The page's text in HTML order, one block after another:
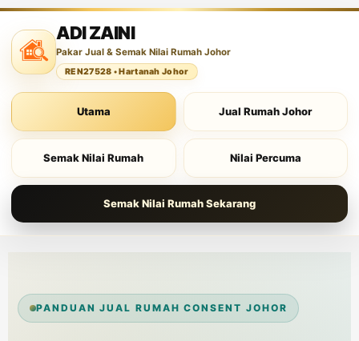
ADI ZAINI
Pakar Jual & Semak Nilai Rumah Johor
REN27528 • Hartanah Johor
Utama Jual Rumah Johor
Semak Nilai Rumah Nilai Percuma
Semak Nilai Rumah Sekarang
PANDUAN JUAL RUMAH CONSENT JOHOR